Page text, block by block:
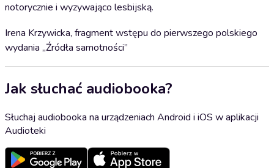
notorycznie i wyzywająco lesbijską.
Irena Krzywicka, fragment wstępu do pierwszego polskiego
wydania „Źródła samotności”
Jak słuchać audiobooka?
Słuchaj audiobooka na urządzeniach Android i iOS w aplikacji
Audioteki